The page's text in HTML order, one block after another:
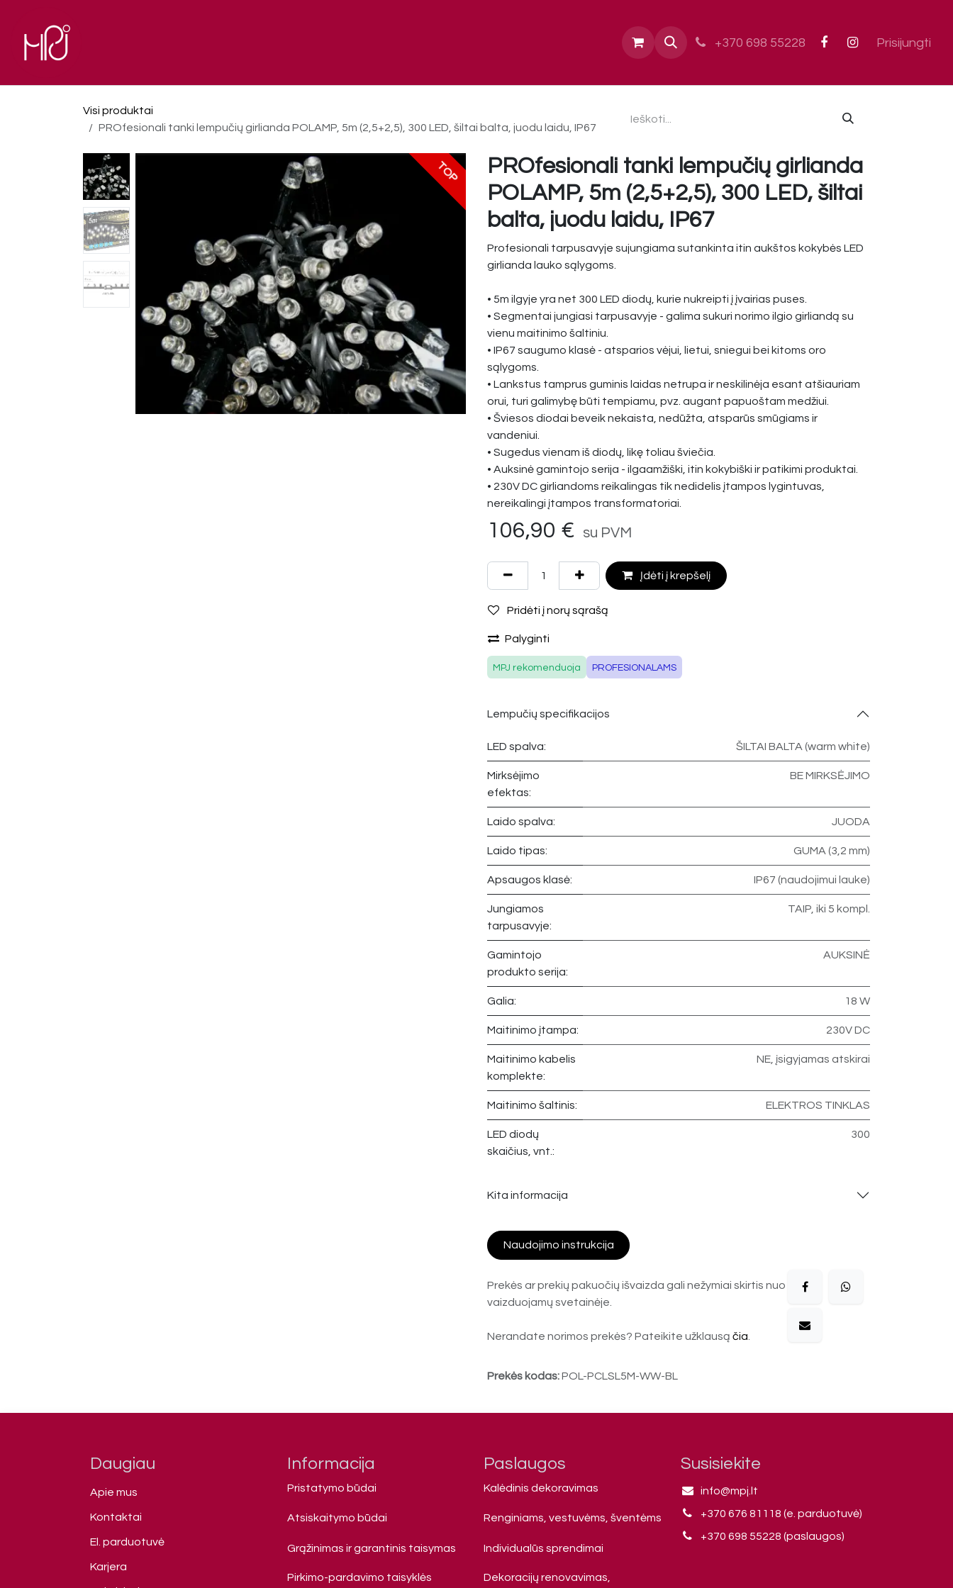
Kontaktai +370 698 55228 Prisijungti
Visi produktai
PROfesionali tanki lempučių girlianda POLAMP, 5m (2,5+2,5), 300 LED, šiltai balta, juodu laidu, IP67
TOP
PROfesionali tanki lempučių girlianda
POLAMP, 5m (2,5+2,5), 300 LED, šiltai
balta, juodu laidu, IP67
Profesionali tarpusavyje sujungiama sutankinta itin aukštos kokybės LED
girlianda lauko sąlygoms.
• 5m ilgyje yra net 300 LED diodų, kurie nukreipti į įvairias puses.
• Segmentai jungiasi tarpusavyje - galima sukuri norimo ilgio girliandą su
vienu maitinimo šaltiniu.
• IP67 saugumo klasė - atsparios vėjui, lietui, sniegui bei kitoms oro
sąlygoms.
• Lankstus tamprus guminis laidas netrupa ir neskilinėja esant atšiauriam
orui, turi galimybę būti tempiamu, pvz. augant papuoštam medžiui.
• Šviesos diodai beveik nekaista, nedūžta, atsparūs smūgiams ir
vandeniui.
• Sugedus vienam iš diodų, likę toliau šviečia.
• Auksinė gamintojo serija - ilgaamžiški, itin kokybiški ir patikimi produktai.
• 230V DC girliandoms reikalingas tik nedidelis įtampos lygintuvas,
nereikalingi įtampos transformatoriai.
106,90 € su PVM
Įdėti į krepšelį
Pridėti į norų sąrašą
Palyginti
MPJ rekomenduoja PROFESIONALAMS
Lempučių specifikacijos
LED spalva: ŠILTAI BALTA (warm white)
Mirksėjimo
efektas:
BE MIRKSĖJIMO
Laido spalva: JUODA
Laido tipas: GUMA (3,2 mm)
Apsaugos klasė: IP67 (naudojimui lauke)
Jungiamos
tarpusavyje:
TAIP, iki 5 kompl.
Gamintojo
produkto serija:
AUKSINĖ
Galia: 18 W
Maitinimo įtampa: 230V DC
Maitinimo kabelis
komplekte:
NE, įsigyjamas atskirai
Maitinimo šaltinis: ELEKTROS TINKLAS
LED diodų
skaičius, vnt.:
300
Kita informacija
Naudojimo instrukcija
Prekės ar prekių pakuočių išvaizda gali nežymiai skirtis nuo
vaizduojamų svetainėje.
Nerandate norimos prekės? Pateikite užklausą čia
Prekės kodas:POL-PCLSL5M-WW-BL
Daugiau
Apie mus
Kontaktai
El. parduotuvė
Karjera
Informacija
Pristatymo būdai
Atsiskaitymo būdai
Grąžinimas ir garantinis taisymas
Pirkimo-pardavimo taisyklės
Paslaugos
Kalėdinis dekoravimas
Renginiams, vestuvėms, šventėms
Individualūs sprendimai
Dekoracijų renovavimas,
Susisiekite
info@mpj.lt
+370 676 81118 (e. parduotuvė)
+370 698 55228 (paslaugos)